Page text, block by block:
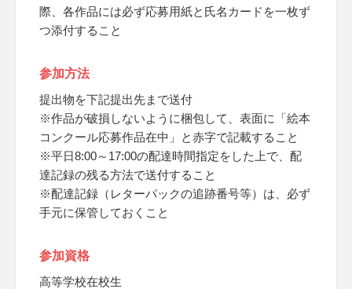
際、各作品には必ず応募用紙と氏名カードを一枚ず
つ添付すること
参加方法
提出物を下記提出先まで送付
※作品が破損しないように梱包して、表面に「絵本
コンクール応募作品在中」と赤字で記載すること
※平日8:00～17:00の配達時間指定をした上で、配
達記録の残る方法で送付すること
※配達記録（レターパックの追跡番号等）は、必ず
手元に保管しておくこと
参加資格
高等学校在校生